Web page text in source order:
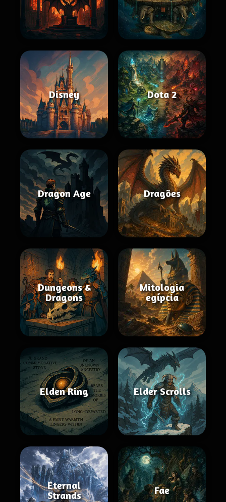
Disney Dota 2
Dragon Age Dragões
Dungeons &
Dragons
Mitologia
egípcia
Elden Ring Elder Scrolls
Eternal
Strands
Fae